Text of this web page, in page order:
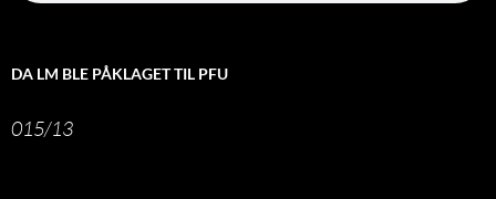
DA LM BLE PÅKLAGET TIL PFU
015/13